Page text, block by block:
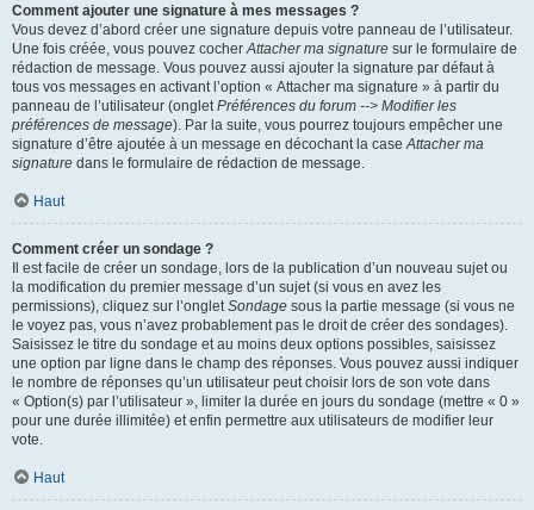
Comment ajouter une signature à mes messages ?
Vous devez d’abord créer une signature depuis votre panneau de l’utilisateur.
Une fois créée, vous pouvez cocherAttacher ma signature sur le formulaire de
rédaction de message. Vous pouvez aussi ajouter la signature par défaut à
tous vos messages en activant l’option « Attacher ma signature » à partir du
panneau de l’utilisateur (ongletPréférences du forum --> Modifier les
préférences de message). Par la suite, vous pourrez toujours empêcher une
signature d’être ajoutée à un message en décochant la caseAttacher ma
signature dans le formulaire de rédaction de message.
Haut
Comment créer un sondage ?
Il est facile de créer un sondage, lors de la publication d’un nouveau sujet ou
la modification du premier message d’un sujet (si vous en avez les
permissions), cliquez sur l’ongletSondage sous la partie message (si vous ne
le voyez pas, vous n’avez probablement pas le droit de créer des sondages).
Saisissez le titre du sondage et au moins deux options possibles, saisissez
une option par ligne dans le champ des réponses. Vous pouvez aussi indiquer
le nombre de réponses qu’un utilisateur peut choisir lors de son vote dans
« Option(s) par l’utilisateur », limiter la durée en jours du sondage (mettre « 0 »
pour une durée illimitée) et enfin permettre aux utilisateurs de modifier leur
vote.
Haut